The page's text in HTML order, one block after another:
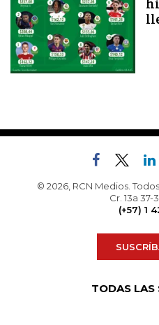
© 2026, RCN Medios.
Cr. 13a
(+57) 1
TODAS LAS